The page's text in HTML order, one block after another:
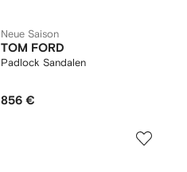
Neue Saison
TOM FORD
Padlock Sandalen
856 €